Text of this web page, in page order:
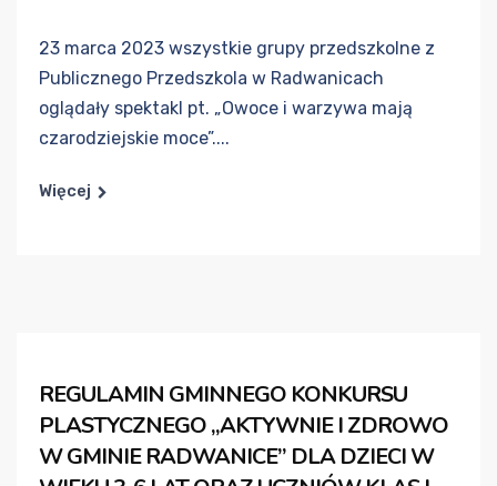
23 marca 2023 wszystkie grupy przedszkolne z
Publicznego Przedszkola w Radwanicach
oglądały spektakl pt. „Owoce i warzywa mają
czarodziejskie moce”....
Więcej
REGULAMIN GMINNEGO KONKURSU
PLASTYCZNEGO „AKTYWNIE I ZDROWO
W GMINIE RADWANICE” DLA DZIECI W